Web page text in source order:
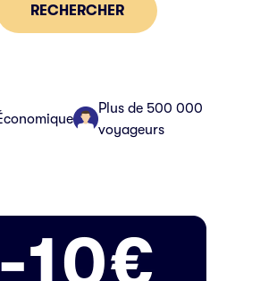
RECHERCHER
Plus de 500 000
voyageurs